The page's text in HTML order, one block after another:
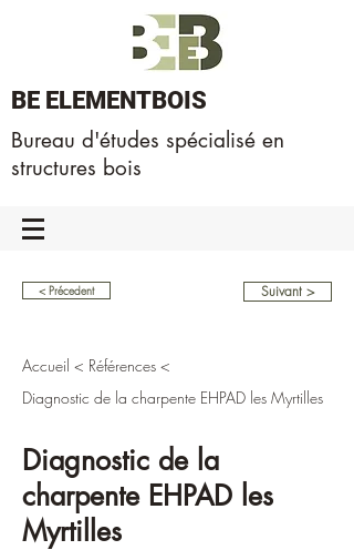
BE ELEMENTBOIS
Bureau d'études spécialisé en
structures bois
< Précedent Suivant >
Accueil < Références <
Diagnostic de la charpente EHPAD les Myrtilles
Diagnostic de la
charpente EHPAD les
Myrtilles